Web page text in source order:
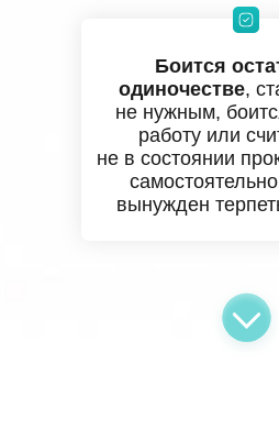
Боится
одиночестве,
не нужным,
работу или
не в состоянии
вынужден